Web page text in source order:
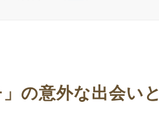
の意外な出会いと